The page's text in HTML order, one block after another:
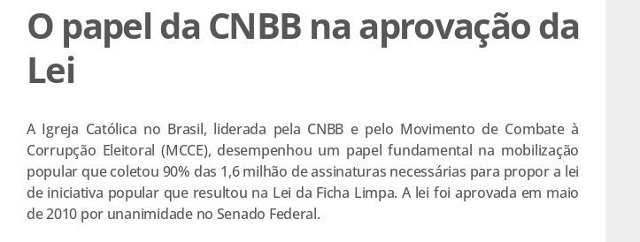
O papel da CNBB na aprovação da
Lei
A Igreja Católica no Brasil, liderada pela CNBB e pelo Movimento de Combate à
Corrupção Eleitoral (MCCE), desempenhou um papel fundamental na mobilização
popular que coletou 90% das 1,6 milhão de assinaturas necessárias para propor a lei
de iniciativa popular que resultou na Lei da Ficha Limpa. A lei foi aprovada em maio
de 2010 por unanimidade no Senado Federal.